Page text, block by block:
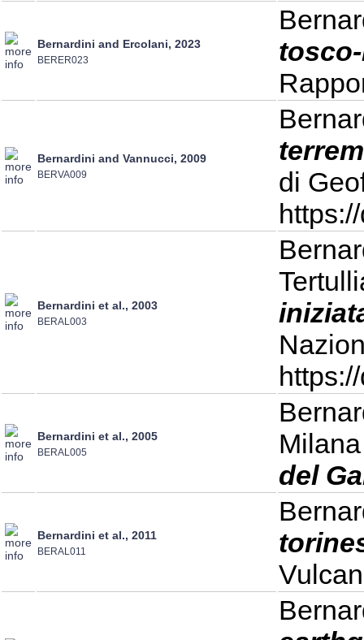
Bernardini and Ercolani, 2023
BERER023
Bernardini and Vannucci, 2009
BERVA009
di
Bernardini et al., 2003
BERAL003
Bernardini et al., 2005
BERAL005
del
Bernardini et al., 2011
BERAL011